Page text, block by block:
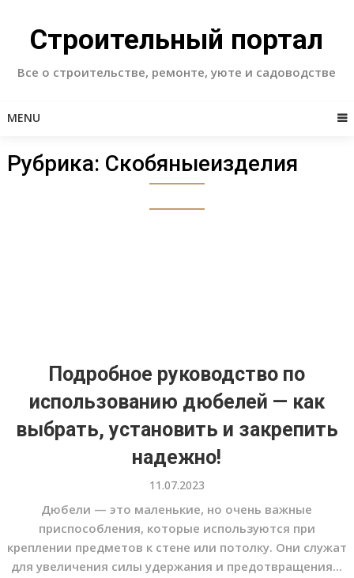
contentСтроительный портал
Все о строительстве, ремонте, уюте и садоводстве
MENU
Рубрика: Скобяныеизделия
Подробное руководство по
использованию дюбелей — как
выбрать, установить и закрепить
надежно!
11.07.2023
Дюбели — это маленькие, но очень важные
приспособления, которые используются при
креплении предметов к стене или потолку. Они служат
для увеличения силы удержания и предотвращения...